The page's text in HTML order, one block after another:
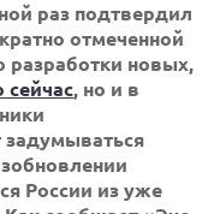
раз подтвердил
отмеченной
разработки новых,
сейчас, но и в
России из уже